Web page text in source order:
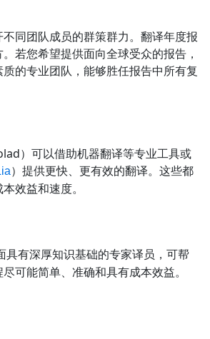
同团队成员的群策群力。翻译年度报
若您希望提供面向全球受众的报告，
的专业团队，能够胜任报告中所有复
）可以借助机器翻译等专业工具或
）提供更快、更有效的翻译。这些都
效益和速度。
具有深厚知识基础的专家译员，可帮
可能简单、准确和具有成本效益。